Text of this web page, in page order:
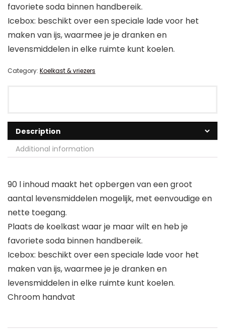
favoriete soda binnen handbereik.
Icebox: beschikt over een speciale lade voor het
maken van ijs, waarmee je je dranken en
levensmiddelen in elke ruimte kunt koelen.
Category: Koelkast & vriezers
Description
Additional information
90 l inhoud maakt het opbergen van een groot
aantal levensmiddelen mogelijk, met eenvoudige en
nette toegang.
Plaats de koelkast waar je maar wilt en heb je
favoriete soda binnen handbereik.
Icebox: beschikt over een speciale lade voor het
maken van ijs, waarmee je je dranken en
levensmiddelen in elke ruimte kunt koelen.
Chroom handvat